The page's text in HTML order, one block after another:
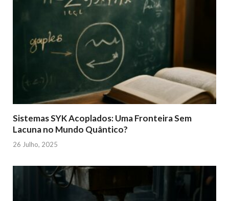
Sistemas SYK Acoplados: Uma Fronteira Sem
Lacuna no Mundo Quântico?
26 Julho, 2025